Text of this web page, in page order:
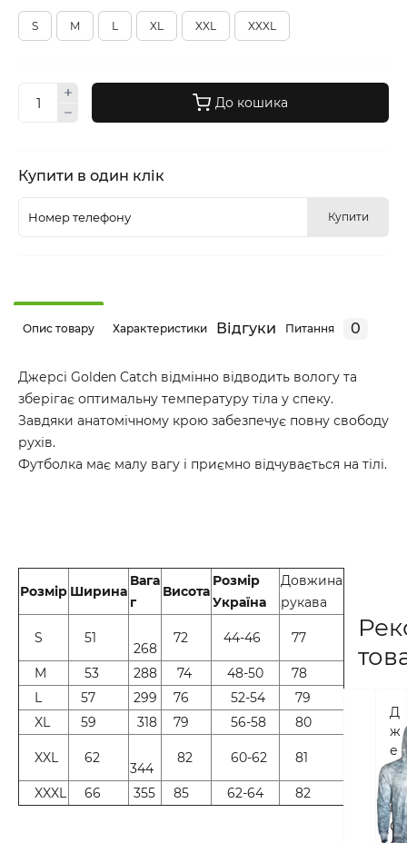
S M L XL XXL XXXL
До кошика
Купити в один клік
Купити
Опис товару Характеристики Відгуки Питання 0
Джерсі Golden Catch відмінно відводить вологу та
зберігає оптимальну температуру тіла у спеку.
Завдяки анатомічному крою забезпечує повну свободу
рухів.
Футболка має малу вагу і приємно відчувається на тілі.
Розмір Ширина
Вага
г
Висота
Розмір
Україна
Довжина
рукава
S 51
268
72 44-46 77
M 53 288 74 48-50
78
L
57 299 76 52-54
79
XL
59 318 79 56-58 80
XXL 62
344
82 60-62 81
XXXL 66 355 85 62-64 82
Д
ж
е
р
с
і
G